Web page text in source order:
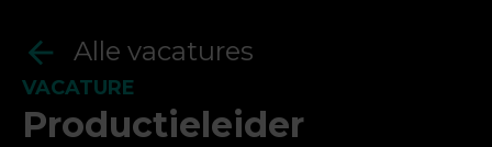
Alle vacatures
VACATURE
Productieleider